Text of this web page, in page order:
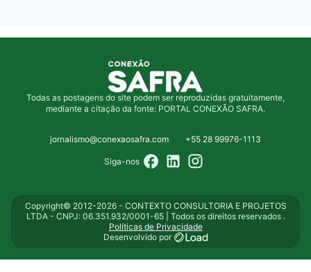
Todas as postagens do site podem ser reproduzidas gratuitamente,
mediante a citação da fonte: PORTAL CONEXÃO SAFRA.
jornalismo@conexaosafra.com +55 28 99976-1113
Siga-nos
Copyright© 2012-2026 - CONTEXTO CONSULTORIA E PROJETOS
LTDA - CNPJ: 06.351.932/0001-65 | Todos os direitos reservados .
Políticas de Privacidade
Desenvolvido por